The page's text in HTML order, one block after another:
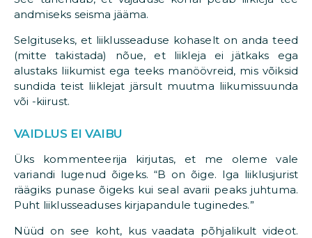
andmiseks seisma jääma.
Selgituseks, et liiklusseaduse kohaselt on anda teed
(mitte takistada) nõue, et liikleja ei jätkaks ega
alustaks liikumist ega teeks manöövreid, mis võiksid
sundida teist liiklejat järsult muutma liikumissuunda
või -kiirust.
VAIDLUS EI VAIBU
Üks kommenteerija kirjutas, et me oleme vale
variandi lugenud õigeks. “B on õige. Iga liiklusjurist
räägiks punase õigeks kui seal avarii peaks juhtuma.
Puht liiklusseaduses kirjapandule tuginedes.”
Nüüd on see koht, kus vaadata põhjalikult videot.